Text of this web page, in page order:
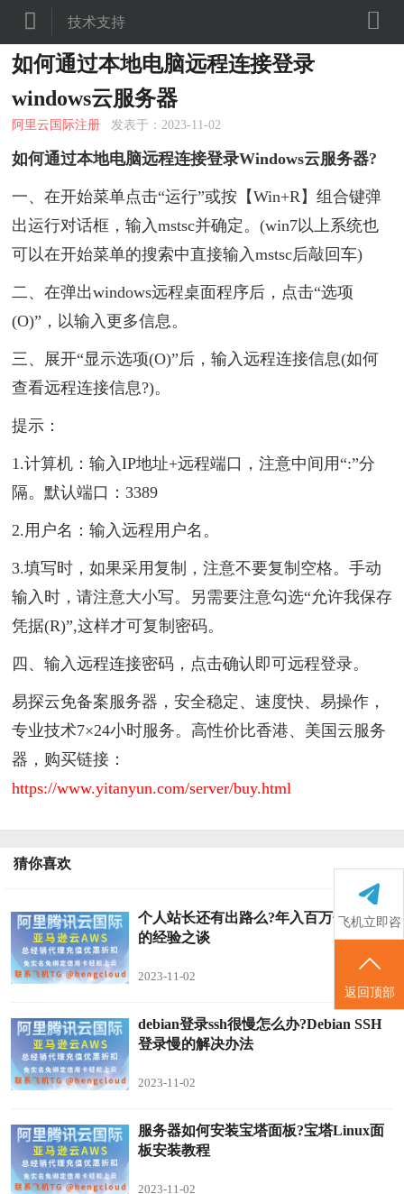
 技术支持 
飞机立即咨
询
返回顶部
如何通过本地电脑远程连接登录
windows云服务器
阿里云国际注册 发表于：2023-11-02
如何通过本地电脑远程连接登录Windows云服务器?
一、在开始菜单点击“运行”或按【Win+R】组合键弹
出运行对话框，输入mstsc并确定。(win7以上系统也
可以在开始菜单的搜索中直接输入mstsc后敲回车)
二、在弹出windows远程桌面程序后，点击“选项
(O)”，以输入更多信息。
三、展开“显示选项(O)”后，输入远程连接信息(如何
查看远程连接信息?)。
提示：
1.计算机：输入IP地址+远程端口，注意中间用“:”分
隔。默认端口：3389
2.用户名：输入远程用户名。
3.填写时，如果采用复制，注意不要复制空格。手动
输入时，请注意大小写。另需要注意勾选“允许我保存
凭据(R)”,这样才可复制密码。
四、输入远程连接密码，点击确认即可远程登录。
易探云免备案服务器，安全稳定、速度快、易操作，
专业技术7×24小时服务。高性价比香港、美国云服务
器，购买链接：
https://www.yitanyun.com/server/buy.html
猜你喜欢
个人站长还有出路么?年入百万个人站长
的经验之谈
2023-11-02
debian登录ssh很慢怎么办?Debian SSH
登录慢的解决办法
2023-11-02
服务器如何安装宝塔面板?宝塔Linux面
板安装教程
2023-11-02